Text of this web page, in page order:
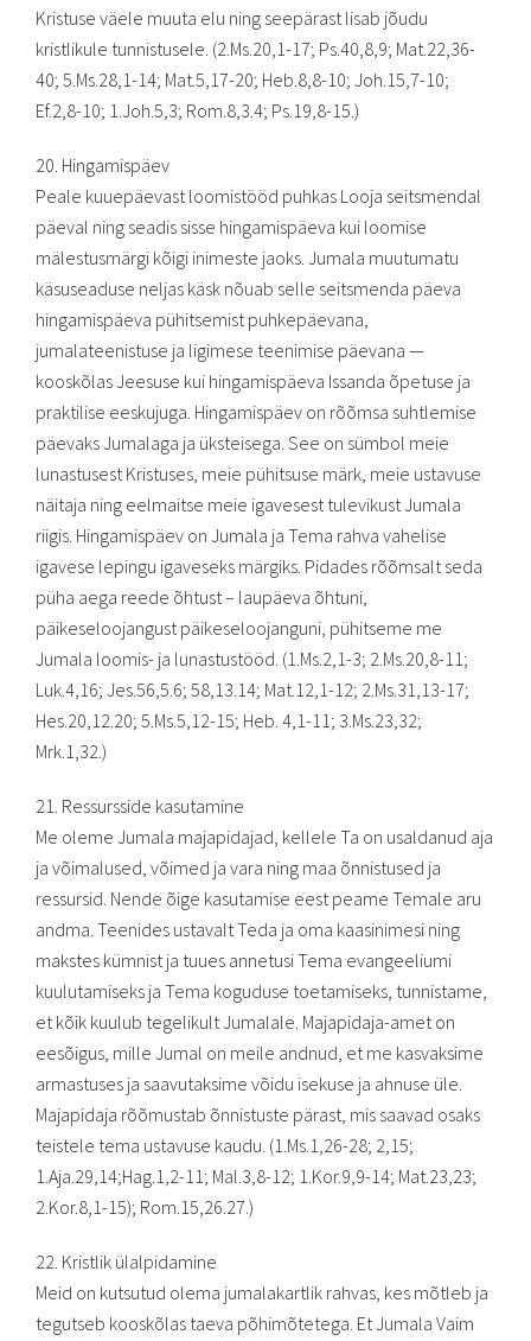
Kristuse väele muuta elu ning seepärast lisab jõudu
kristlikule tunnistusele. (2.Ms.20,1-17; Ps.40,8,9; Mat.22,36-
40; 5.Ms.28,1-14; Mat.5,17-20; Heb.8,8-10; Joh.15,7-10;
Ef.2,8-10; 1.Joh.5,3; Rom.8,3.4; Ps.19,8-15.)
20. Hingamispäev
Peale kuuepäevast loomistööd puhkas Looja seitsmendal
päeval ning seadis sisse hingamispäeva kui loomise
mälestusmärgi kõigi inimeste jaoks. Jumala muutumatu
käsuseaduse neljas käsk nõuab selle seitsmenda päeva
hingamispäeva pühitsemist puhkepäevana,
jumalateenistuse ja ligimese teenimise päevana —
kooskõlas Jeesuse kui hingamispäeva Issanda õpetuse ja
praktilise eeskujuga. Hingamispäev on rõõmsa suhtlemise
päevaks Jumalaga ja üksteisega. See on sümbol meie
lunastusest Kristuses, meie pühitsuse märk, meie ustavuse
näitaja ning eelmaitse meie igavesest tulevikust Jumala
riigis. Hingamispäev on Jumala ja Tema rahva vahelise
igavese lepingu igaveseks märgiks. Pidades rõõmsalt seda
püha aega reede õhtust – laupäeva õhtuni,
päikeseloojangust päikeseloojanguni, pühitseme me
Jumala loomis- ja lunastustööd. (1.Ms.2,1-3; 2.Ms.20,8-11;
Luk.4,16; Jes.56,5.6; 58,13.14; Mat.12,1-12; 2.Ms.31,13-17;
Hes.20,12.20; 5.Ms.5,12-15; Heb. 4,1-11; 3.Ms.23,32;
Mrk.1,32.)
21. Ressursside kasutamine
Me oleme Jumala majapidajad, kellele Ta on usaldanud aja
ja võimalused, võimed ja vara ning maa õnnistused ja
ressursid. Nende õige kasutamise eest peame Temale aru
andma. Teenides ustavalt Teda ja oma kaasinimesi ning
makstes kümnist ja tuues annetusi Tema evangeeliumi
kuulutamiseks ja Tema koguduse toetamiseks, tunnistame,
et kõik kuulub tegelikult Jumalale. Majapidaja-amet on
eesõigus, mille Jumal on meile andnud, et me kasvaksime
armastuses ja saavutaksime võidu isekuse ja ahnuse üle.
Majapidaja rõõmustab õnnistuste pärast, mis saavad osaks
teistele tema ustavuse kaudu. (1.Ms.1,26-28; 2,15;
1.Aja.29,14;Hag.1,2-11; Mal.3,8-12; 1.Kor.9,9-14; Mat.23,23;
2.Kor.8,1-15); Rom.15,26.27.)
22. Kristlik ülalpidamine
Meid on kutsutud olema jumalakartlik rahvas, kes mõtleb ja
tegutseb kooskõlas taeva põhimõtetega. Et Jumala Vaim